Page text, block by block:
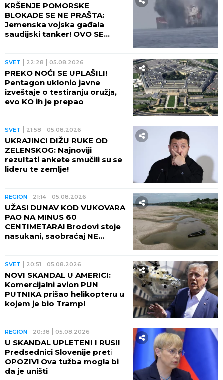
KRŠENJE POMORSKE
BLOKADE SE NE PRAŠTA:
Jemenska vojska gađala
saudijski tanker! OVO SE
SVET 22:28 05.08.2026
PREKO NOĆI SE UPLAŠILI!
Pentagon uklonio javne
izveštaje o testiranju oružja,
evo KO ih je prepao
SVET 21:58 05.08.2026
UKRAJINCI DIŽU RUKE OD
ZELENSKOG: Najnoviji
rezultati ankete smučili su se
lideru te zemlje!
REGION 21:14 05.08.2026
UŽAS! DUNAV KOD VUKOVARA
PAO NA MINUS 60
CENTIMETARA! Brodovi stoje
nasukani, saobraćaj NE
SVET 20:51 05.08.2026
NOVI SKANDAL U AMERICI:
Komercijalni avion PUN
PUTNIKA prišao helikopteru u
kojem je bio Tramp!
REGION 20:38 05.08.2026
U SKANDAL UPLETENI I RUSI!
Predsednici Slovenije preti
OPOZIV! Ova tužba mogla bi
da je uništi